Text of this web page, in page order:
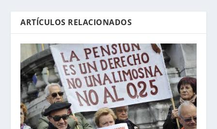
ARTÍCULOS RELACIONADOS